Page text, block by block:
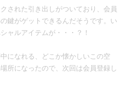
された引き出しがついており、会員
鍵がゲットできるんだそうです。い
ャルアイテムが・・・？！
になれる、どこか懐かしいこの空
所になったので、次回は会員登録し